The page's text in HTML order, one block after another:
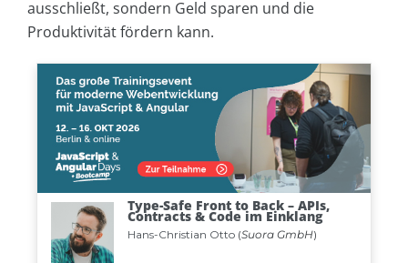
ausschließt, sondern Geld sparen und die
Produktivität fördern kann.